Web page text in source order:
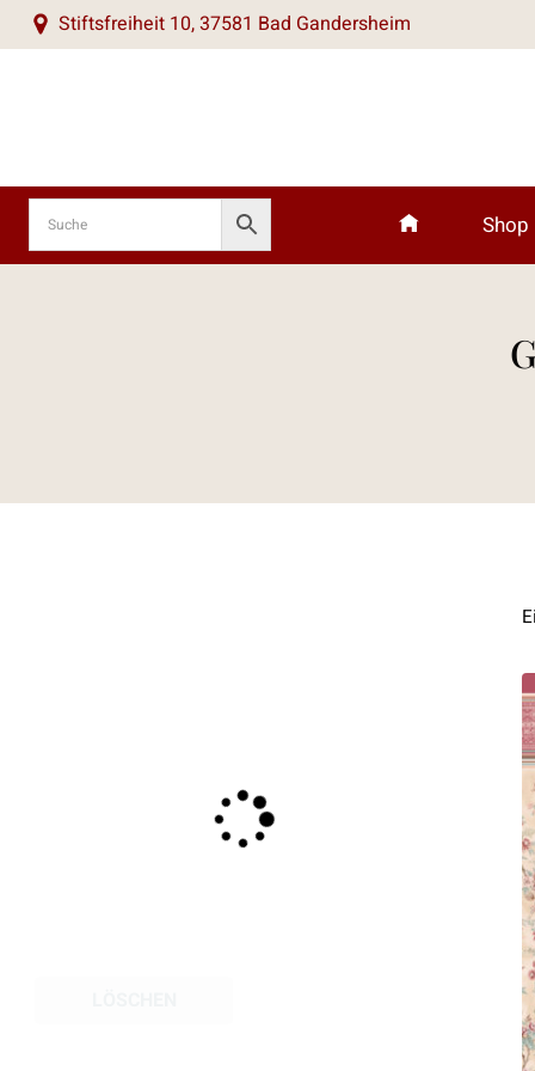
Zum
Inhalt
Stiftsfreiheit 10, 37581 Bad Gandersheim
Shop